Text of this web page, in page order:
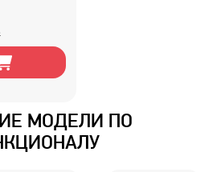
МОДЕЛИ ПО